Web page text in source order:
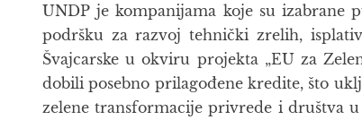
UNDP je kompanijama koje su izabrane
podršku za razvoj tehnički zrelih,
Švajcarske u okviru projekta „EU za
dobili posebno prilagođene kredite, što
zelene transformacije privrede i društva